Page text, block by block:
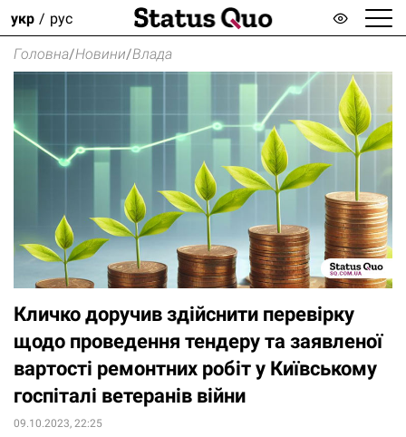
укр рус
Головна/Новини/Влада
Кличко доручив здійснити перевірку
щодо проведення тендеру та заявленої
вартості ремонтних робіт у Київському
госпіталі ветеранів війни
09.10.2023, 22:25